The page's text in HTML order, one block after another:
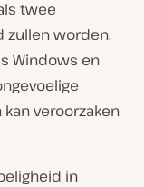
twee
zullen worden.
Windows en
veroorzaken
in